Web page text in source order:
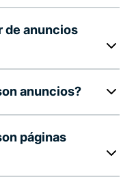
de anuncios
anuncios?
páginas